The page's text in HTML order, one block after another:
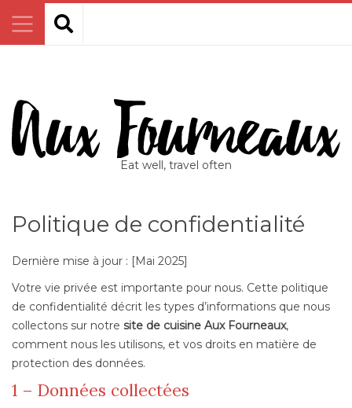
Eat well, travel often
Politique de confidentialité
Dernière mise à jour : [Mai 2025]
Votre vie privée est importante pour nous. Cette politique
de confidentialité décrit les types d’informations que nous
collectons sur notre site de cuisine Aux Fourneaux,
comment nous les utilisons, et vos droits en matière de
protection des données.
1 – Données collectées